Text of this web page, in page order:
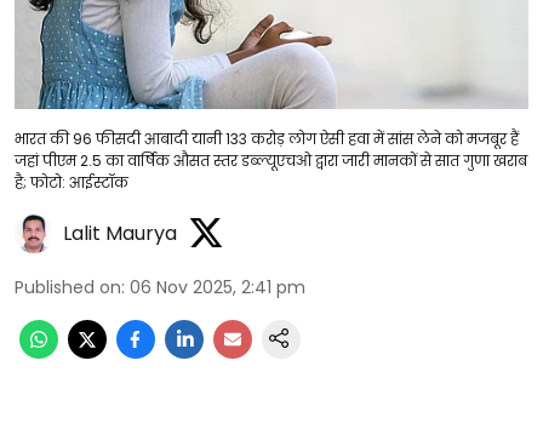
भारत की 96 फीसदी आबादी यानी 133 करोड़ लोग ऐसी हवा में सांस लेने को मजबूर हैं
जहां पीएम 2.5 का वार्षिक औसत स्तर डब्ल्यूएचओ द्वारा जारी मानकों से सात गुणा खराब
है; फोटो: आईस्टॉक
Lalit Maurya
Published on: 06 Nov 2025, 2:41 pm